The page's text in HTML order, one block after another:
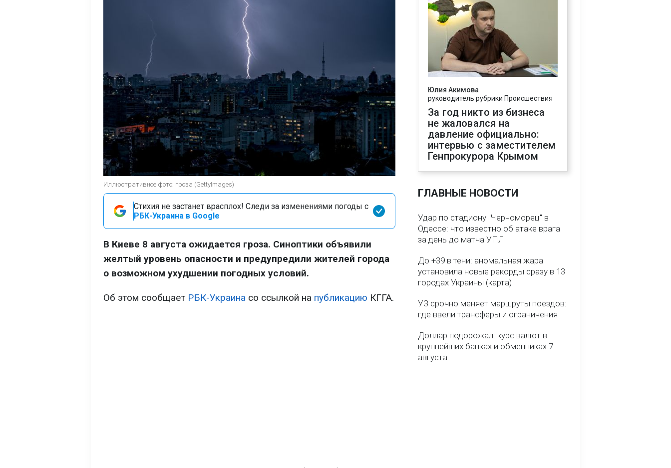
Иллюстративное фото: гроза (GettyImages)
Стихия не застанет врасплох! Следи за изменениями погоды с
РБК-Украина в Google
В Киеве 8 августа ожидается гроза. Синоптики объявили
желтый уровень опасности и предупредили жителей города
о возможном ухудшении погодных условий.
Об этом сообщает РБК-Украина со ссылкой на публикацию КГГА.
Юлия Акимова
руководитель рубрики Происшествия
За год никто из бизнеса
не жаловался на
давление официально:
интервью с заместителем
Генпрокурора Крымом
ГЛАВНЫЕ НОВОСТИ
Удар по стадиону "Черноморец" в
Одессе: что известно об атаке врага
за день до матча УПЛ
До +39 в тени: аномальная жара
установила новые рекорды сразу в 13
городах Украины (карта)
УЗ срочно меняет маршруты поездов:
где ввели трансферы и ограничения
Доллар подорожал: курс валют в
крупнейших банках и обменниках 7
августа